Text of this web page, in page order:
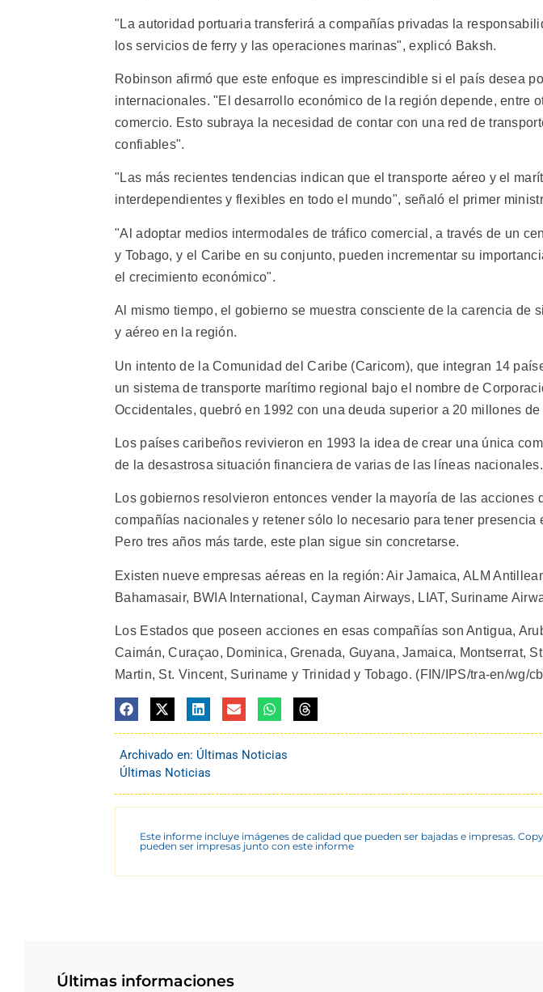
"La autoridad portuaria transferirá a compañías privadas la
los servicios de ferry y las operaciones marinas", explicó Baksh.
Robinson afirmó que este enfoque es imprescindible si el país desea
internacionales. "El desarrollo económico de la región depende, entre
comercio. Esto subraya la necesidad de contar con una red de
confiables".
"Las más recientes tendencias indican que el transporte aéreo y el
interdependientes y flexibles en todo el mundo", señaló el primer
"Al adoptar medios intermodales de tráfico comercial, a través de un
y Tobago, y el Caribe en su conjunto, pueden incrementar su
el crecimiento económico".
Al mismo tiempo, el gobierno se muestra consciente de la carencia de
y aéreo en la región.
Un intento de la Comunidad del Caribe (Caricom), que integran 14
un sistema de transporte marítimo regional bajo el nombre de
Occidentales, quebró en 1992 con una deuda superior a 20 millones de
Los países caribeños revivieron en 1993 la idea de crear una única
de la desastrosa situación financiera de varias de las líneas nacionales.
Los gobiernos resolvieron entonces vender la mayoría de las acciones
compañías nacionales y retener sólo lo necesario para tener presencia
Pero tres años más tarde, este plan sigue sin concretarse.
Existen nueve empresas aéreas en la región: Air Jamaica, ALM
Bahamasair, BWIA International, Cayman Airways, LIAT, Suriname
Los Estados que poseen acciones en esas compañías son Antigua,
Caimán, Curaçao, Dominica, Grenada, Guyana, Jamaica, Montserrat,
Martin, St. Vincent, Suriname y Trinidad y Tobago. (FIN/IPS/tra-en/wg/
Archivado en: Últimas Noticias
Últimas Noticias
Este informe incluye imágenes de calidad que pueden ser bajadas e impresas.
pueden ser impresas junto con este informe
Últimas informaciones